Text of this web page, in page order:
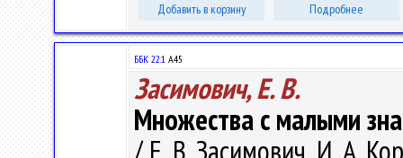
Добавить в корзину Подробнее
ББК 22.1 А45
Засимович, Е. В.
Множества с малыми